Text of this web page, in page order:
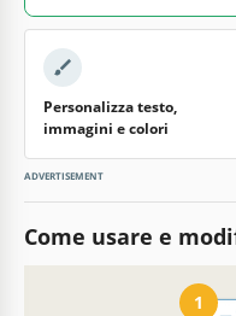
Personalizza testo,
immagini e colori
ADVERTISEMENT
Come usare e
1